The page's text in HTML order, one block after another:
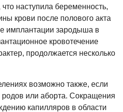
наступила беременность,
крови после полового акта
имплантации зародыша в
кровотечение
продолжается несколько
возможно также, если
родов или аборта. Сокращения
капилляров в области